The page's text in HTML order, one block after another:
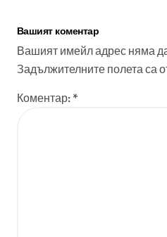
Вашият коментар
Вашият имейл адрес няма
Задължителните полета са
Коментар: *